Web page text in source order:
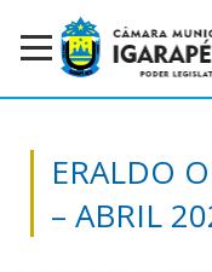
ERALDO
– ABRIL